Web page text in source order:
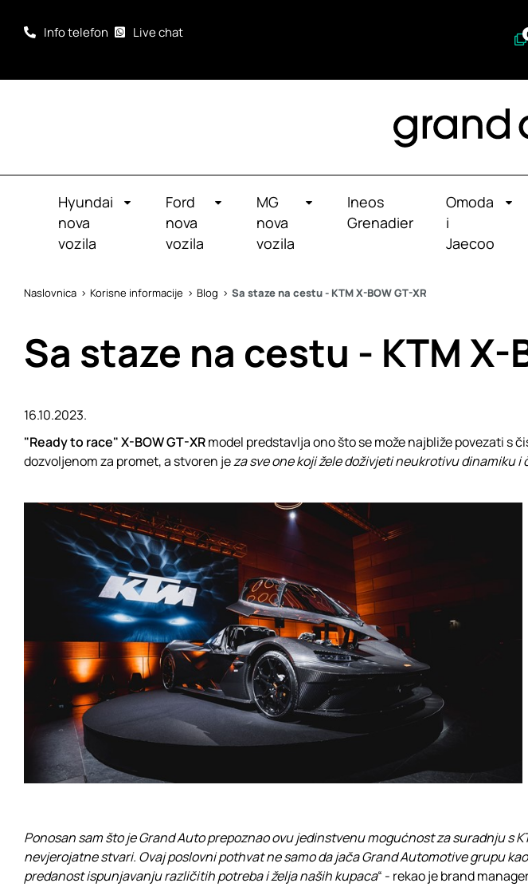
Info telefon Live chat
Hyundai
nova
vozila
Ford
nova
vozila
MG
nova
vozila
Ineos
Grenadier
Omoda
i
Jaecoo
Naslovnica Korisne informacije Blog Sa staze na cestu - KTM X-BOW GT-XR
Sa staze na cestu - KTM X-
16.10.2023.
"Ready to race" X-BOW GT-XRmodel predstavlja ono što se može najbliže povezati s
dozvoljenom za promet, a stvoren jeza sve one koji žele doživjeti neukrotivu dinamiku
Ponosan sam što je Grand Auto prepoznao ovu jedinstvenu mogućnost za suradnju s
nevjerojatne stvari. Ovaj poslovni pothvat ne samo da jača Grand Automotive grupu
predanost ispunjavanju različitih potreba i želja naših kupaca“ - rekao je brand